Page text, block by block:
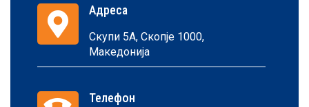
Адреса
Скупи 5A, Скопје 1000,
Македонија
Телефон